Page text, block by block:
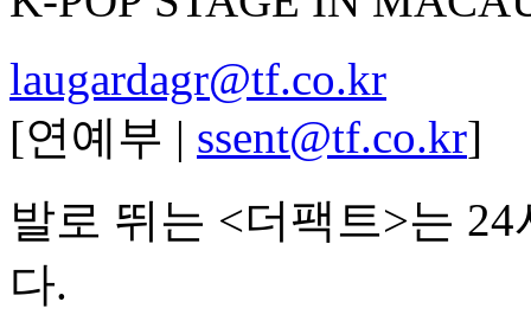
laugardagr@tf.co.kr
[연예부 | ssent@tf.co.kr]
발로 뛰는 <더팩트>는
다.